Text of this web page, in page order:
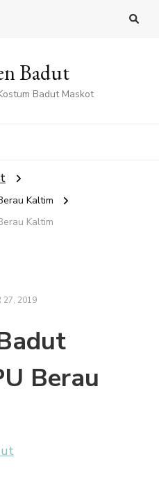
Badut
Badut Maskot
Kaltim
Kaltim
27, 2019
Berau